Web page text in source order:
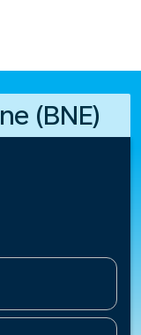
(BNE)